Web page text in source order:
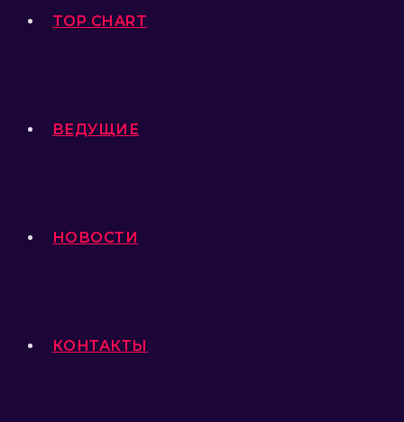
TOP CHART
ВЕДУЩИЕ
НОВОСТИ
КОНТАКТЫ